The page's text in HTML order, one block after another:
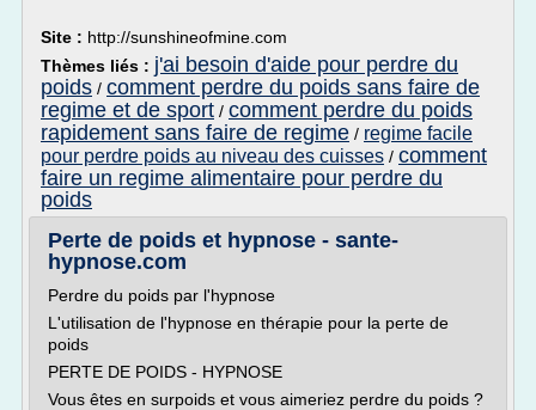
Site : http://sunshineofmine.com
Thèmes liés : j'ai besoin d'aide pour perdre du
poids / comment perdre du poids sans faire de
regime et de sport / comment perdre du poids
rapidement sans faire de regime / regime facile
pour perdre poids au niveau des cuisses / comment
faire un regime alimentaire pour perdre du
poids
Perte de poids et hypnose - sante-
hypnose.com
Perdre du poids par l'hypnose
L'utilisation de l'hypnose en thérapie pour la perte de
poids
PERTE DE POIDS - HYPNOSE
Vous êtes en surpoids et vous aimeriez perdre du poids ?